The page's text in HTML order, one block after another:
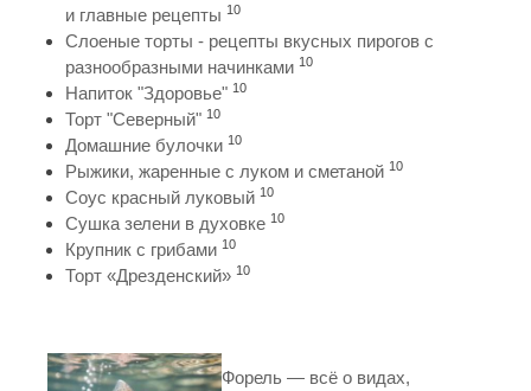
и главные рецепты 10
Слоеные торты - рецепты вкусных пирогов с
разнообразными начинками 10
Напиток "Здоровье" 10
Торт "Северный" 10
Домашние булочки 10
Рыжики, жаренные с луком и сметаной 10
Соус красный луковый 10
Сушка зелени в духовке 10
Крупник с грибами 10
Торт «Дрезденский» 10
Форель — всё о видах,